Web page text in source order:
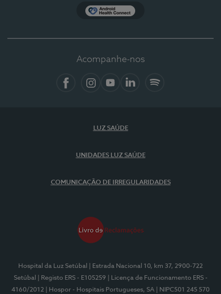
Acompanhe-nos
LUZ SAÚDE
UNIDADES LUZ SAÚDE
COMUNICAÇÃO DE IRREGULARIDADES
Hospital da Luz Setúbal
| Estrada Nacional 10, km 37, 2900-722
Setúbal
| Registo ERS - E105259
| Licença de Funcionamento ERS -
4160/2012
| Hospor - Hospitais Portugueses, SA | NIPC501 245 570